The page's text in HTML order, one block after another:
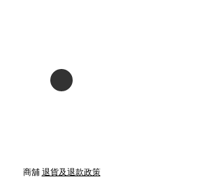
商舖 退貨及退款政策